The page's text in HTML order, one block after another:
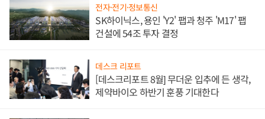
전자·전기·정보통신
SK하이닉스, 용인 'Y2' 팹과 청주 'M17' 팹
건설에 54조 투자 결정
데스크 리포트
[데스크리포트 8월] 무더운 입추에 든 생각,
제약바이오 하반기 훈풍 기대한다